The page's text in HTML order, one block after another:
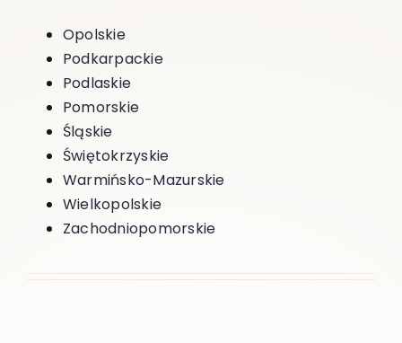
Opolskie
Podkarpackie
Podlaskie
Pomorskie
Śląskie
Świętokrzyskie
Warmińsko-Mazurskie
Wielkopolskie
Zachodniopomorskie